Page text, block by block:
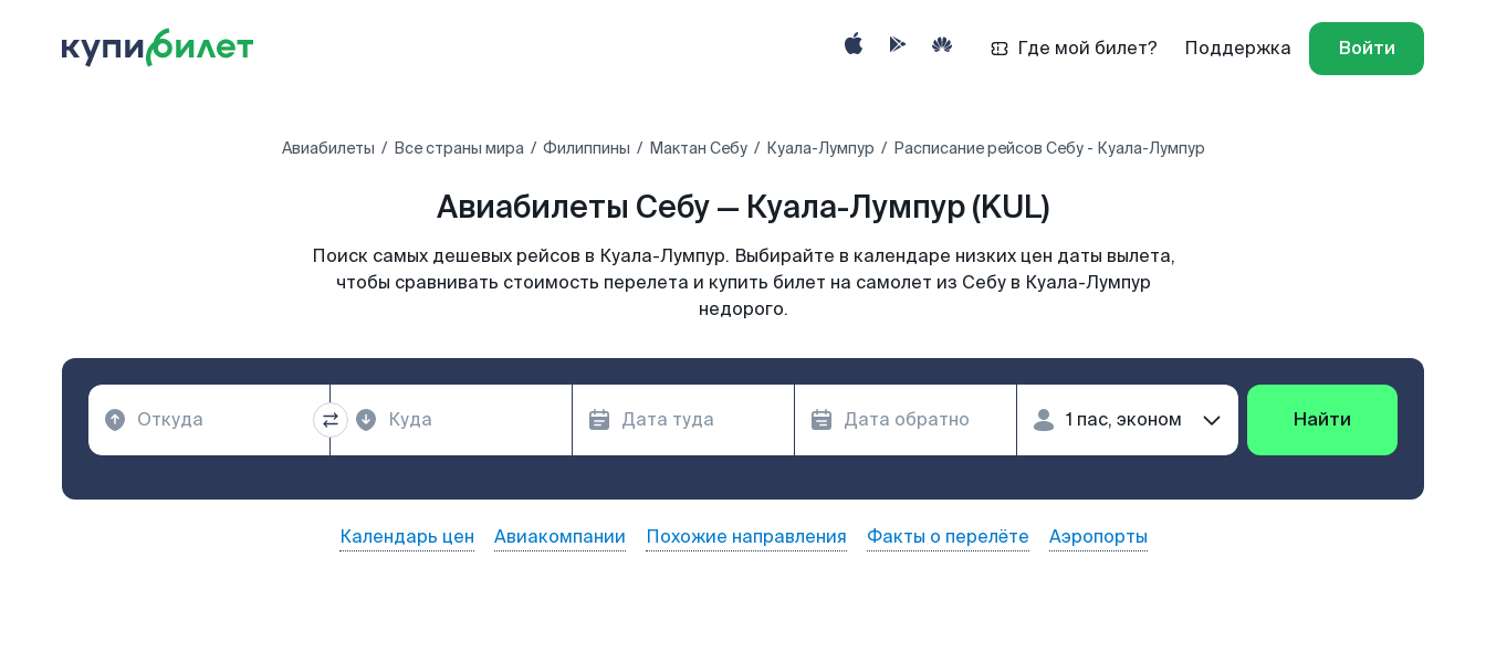
Где мой билет? Поддержка Войти
Авиабилеты Все страны мира Филиппины Мактан Себу Куала-Лумпур Расписание рейсов Себу - Куала-Лумпур
Авиабилеты Себу — Куала-Лумпур (KUL)
Поиск самых дешевых рейсов в Куала-Лумпур. Выбирайте в календаре низких цен даты вылета,
чтобы сравнивать стоимость перелета и купить билет на самолет из Себу в Куала-Лумпур
недорого.
Найти
Календарь цен Авиакомпании Похожие направления Факты о перелёте Аэропорты